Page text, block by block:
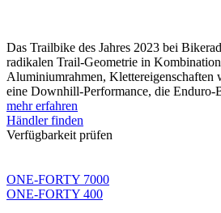
Das Trailbike des Jahres 2023 bei
radikalen Trail-Geometrie in
Aluminiumrahmen, Klettereigenschaften
eine Downhill-Performance, die Enduro-
mehr erfahren
Händler finden
Verfügbarkeit prüfen
ONE-FORTY 7000
ONE-FORTY 400